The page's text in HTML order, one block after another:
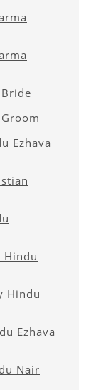
Ezhava
Hindu
Hindu
Ezhava
Nair